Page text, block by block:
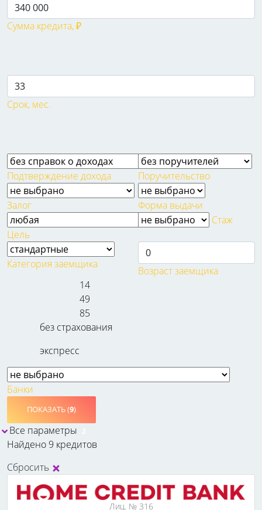
Сумма кредита, ₽
Срок, мес.
Подтверждение дохода Поручительство
Залог Форма выдачи
Цель
Стаж
Категория заемщика
Возраст заемщика
14
49
85
без страхования
экспресс
Банки
ПОКАЗАТЬ (9)
Все параметры
Найдено 9 кредитов
Сбросить
Лиц. № 316